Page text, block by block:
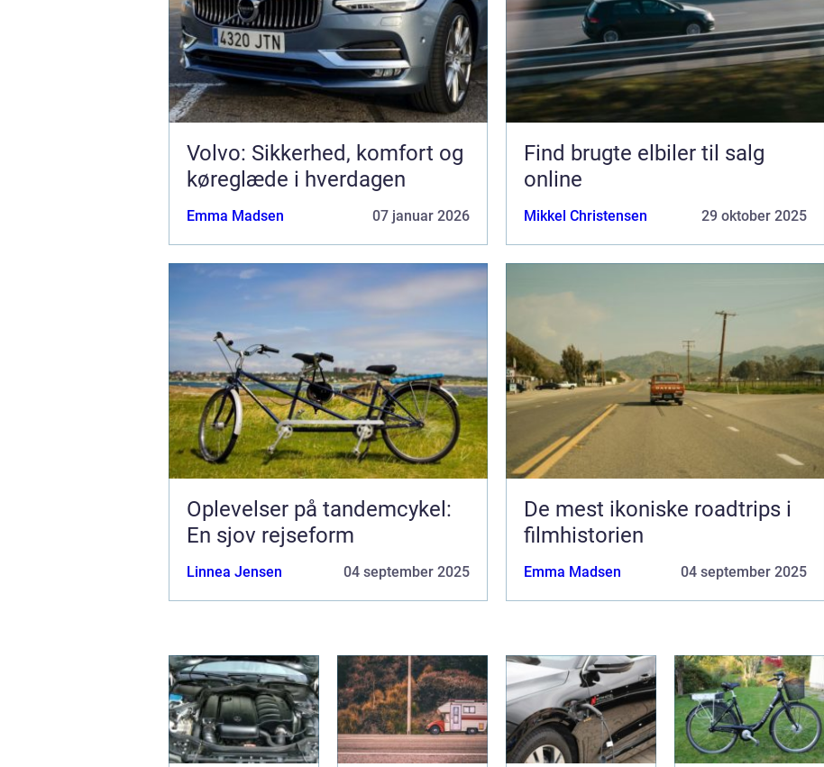
Volvo: Sikkerhed, komfort og
køreglæde i hverdagen
Emma Madsen 07 januar 2026
Find brugte elbiler til salg
online
Mikkel Christensen 29 oktober 2025
Oplevelser på tandemcykel:
En sjov rejseform
Linnea Jensen 04 september 2025
De mest ikoniske roadtrips i
filmhistorien
Emma Madsen 04 september 2025